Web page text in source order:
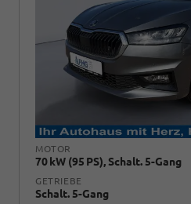
MOTOR
70 kW (95 PS), Schalt. 5-Gang
GETRIEBE
Schalt. 5-Gang